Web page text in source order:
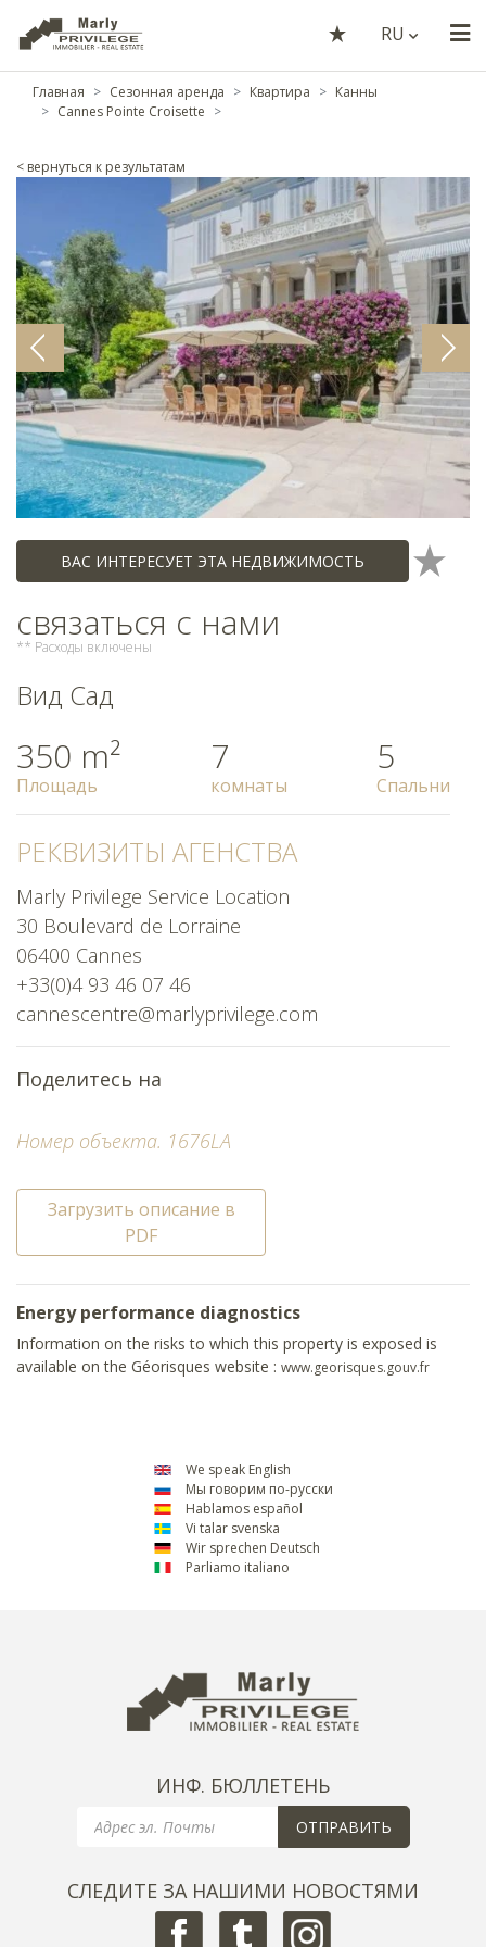
RU
Главная Сезонная аренда Квартира
Канны
Cannes Pointe Croisette
< вернуться к результатам
Номер объекта. 1676LA
Загрузить описание в
PDF
Energy performance diagnostics
Information on the risks to which this property is exposed is
available on the Géorisques website : www.georisques.gouv.fr
ВАС ИНТЕРЕСУЕТ ЭТА НЕДВИЖИМОСТЬ
связаться с нами
** Расходы включены
Вид Сад
350 m²
Площадь
7
комнаты
5
Спальни
РЕКВИЗИТЫ АГЕНСТВА
Marly Privilege Service Location
30 Boulevard de Lorraine
06400 Cannes
+33(0)4 93 46 07 46
cannescentre@marlyprivilege.com
Поделитесь на
We speak English
Мы говорим по-русски
Hablamos español
Vi talar svenska
Wir sprechen Deutsch
Parliamo italiano
ИНФ. БЮЛЛЕТЕНЬ
Email
ОТПРАВИТЬ
СЛЕДИТЕ ЗА НАШИМИ НОВОСТЯМИ